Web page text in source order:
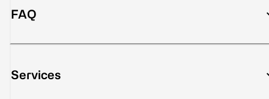
FAQ
Services